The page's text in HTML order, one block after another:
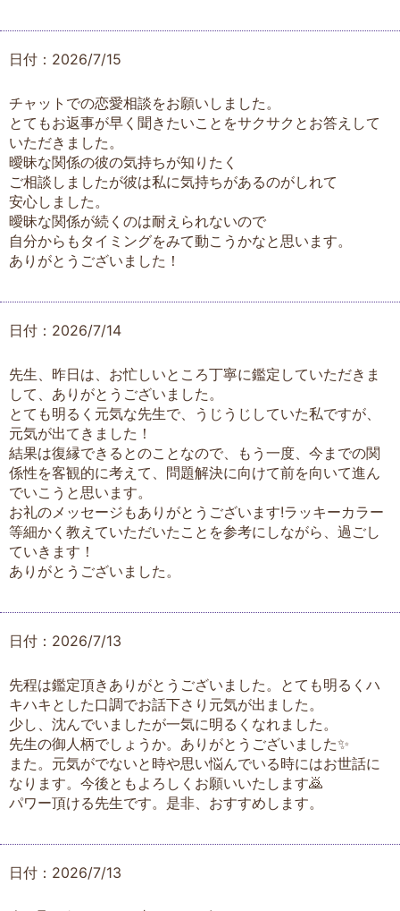
日付：2026/7/15
チャットでの恋愛相談をお願いしました。
とてもお返事が早く聞きたいことをサクサクとお答えして
いただきました。
曖昧な関係の彼の気持ちが知りたく
ご相談しましたが彼は私に気持ちがあるのがしれて
安心しました。
曖昧な関係が続くのは耐えられないので
自分からもタイミングをみて動こうかなと思います。
ありがとうございました！
日付：2026/7/14
先生、昨日は、お忙しいところ丁寧に鑑定していただきま
して、ありがとうございました。
とても明るく元気な先生で、うじうじしていた私ですが、
元気が出てきました！
結果は復縁できるとのことなので、もう一度、今までの関
係性を客観的に考えて、問題解決に向けて前を向いて進ん
でいこうと思います。
お礼のメッセージもありがとうございます!ラッキーカラー
等細かく教えていただいたことを参考にしながら、過ごし
ていきます！
ありがとうございました。
日付：2026/7/13
先程は鑑定頂きありがとうございました。とても明るくハ
キハキとした口調でお話下さり元気が出ました。
少し、沈んでいましたが一気に明るくなれました。
先生の御人柄でしょうか。ありがとうございました✨
また。元気がでないと時や思い悩んでいる時にはお世話に
なります。今後ともよろしくお願いいたします🙇
パワー頂ける先生です。是非、おすすめします。
日付：2026/7/13